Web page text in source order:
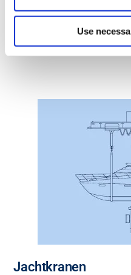
Use
Bootlieren
Jachtkranen